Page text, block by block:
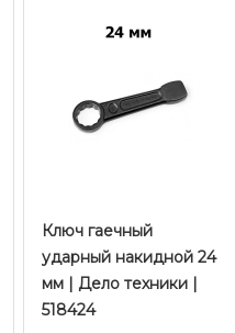
Ключ гаечный
ударный накидной 24
мм | Дело техники |
518424